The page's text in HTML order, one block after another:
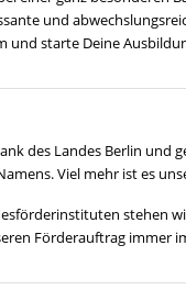
und
und starte Deine
des Landes Berlin und
Viel mehr ist es
stehen
Förderauftrag immer